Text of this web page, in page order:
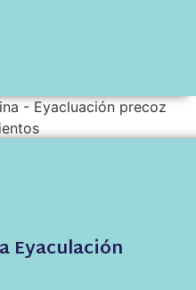
Eyaculación